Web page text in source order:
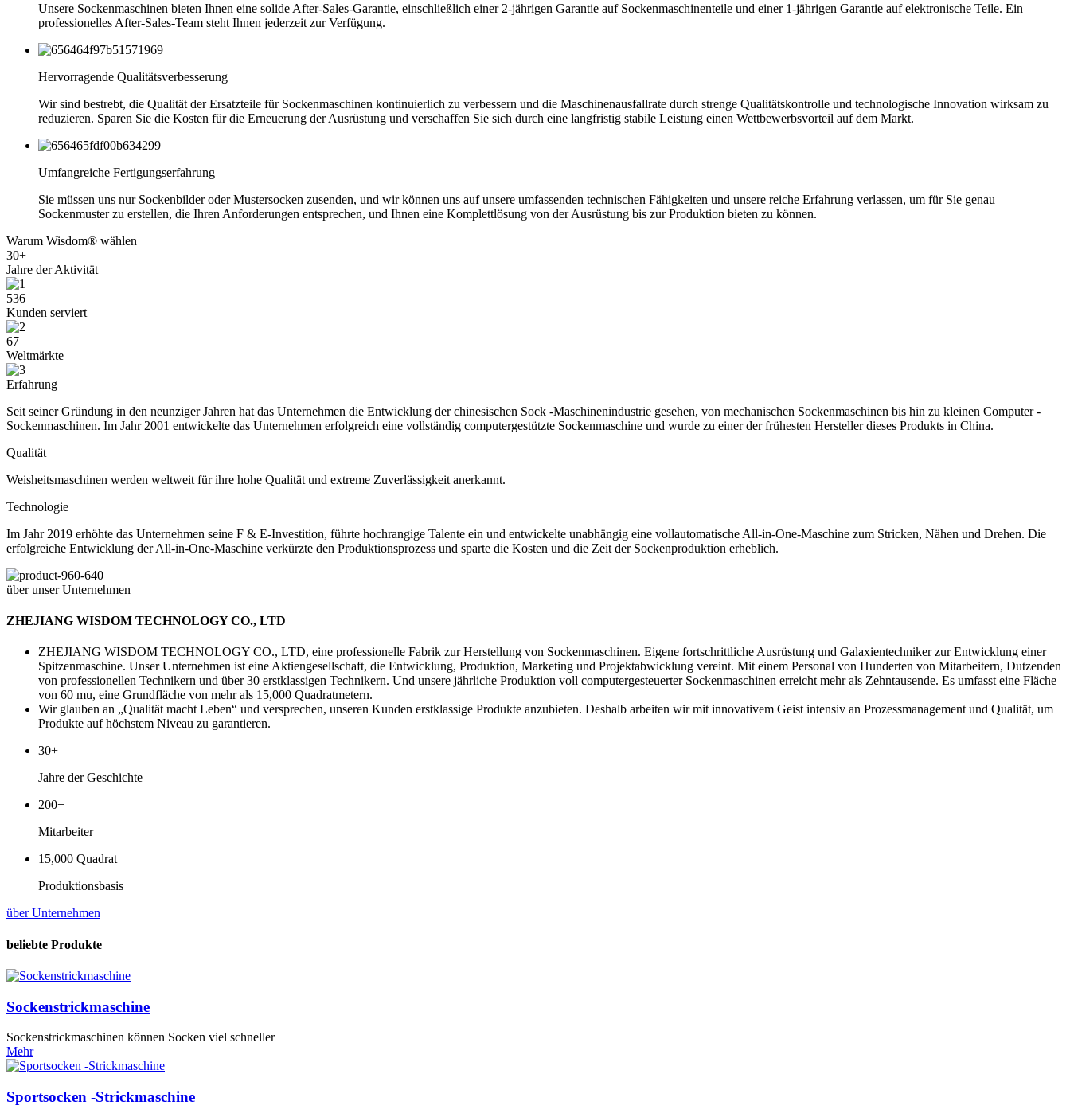
Unsere Sockenmaschinen bieten Ihnen eine solide After-Sales-Garantie, einschließlich einer 2-jährigen Garantie auf Sockenmaschinenteile und einer 1-jährigen Garantie auf elektronische Teile. Ein
professionelles After-Sales-Team steht Ihnen jederzeit zur Verfügung.
Hervorragende Qualitätsverbesserung
Wir sind bestrebt, die Qualität der Ersatzteile für Sockenmaschinen kontinuierlich zu verbessern und die Maschinenausfallrate durch strenge Qualitätskontrolle und technologische Innovation wirksam zu
reduzieren. Sparen Sie die Kosten für die Erneuerung der Ausrüstung und verschaffen Sie sich durch eine langfristig stabile Leistung einen Wettbewerbsvorteil auf dem Markt.
Umfangreiche Fertigungserfahrung
Sie müssen uns nur Sockenbilder oder Mustersocken zusenden, und wir können uns auf unsere umfassenden technischen Fähigkeiten und unsere reiche Erfahrung verlassen, um für Sie genau
Sockenmuster zu erstellen, die Ihren Anforderungen entsprechen, und Ihnen eine Komplettlösung von der Ausrüstung bis zur Produktion bieten zu können.
Warum Wisdom® wählen
30+
Jahre der Aktivität
536
Kunden serviert
67
Weltmärkte
Erfahrung
Seit seiner Gründung in den neunziger Jahren hat das Unternehmen die Entwicklung der chinesischen Sock -Maschinenindustrie gesehen, von mechanischen Sockenmaschinen bis hin zu kleinen Computer -
Sockenmaschinen. Im Jahr 2001 entwickelte das Unternehmen erfolgreich eine vollständig computergestützte Sockenmaschine und wurde zu einer der frühesten Hersteller dieses Produkts in China.
Qualität
Weisheitsmaschinen werden weltweit für ihre hohe Qualität und extreme Zuverlässigkeit anerkannt.
Technologie
Im Jahr 2019 erhöhte das Unternehmen seine F & E-Investition, führte hochrangige Talente ein und entwickelte unabhängig eine vollautomatische All-in-One-Maschine zum Stricken, Nähen und Drehen. Die
erfolgreiche Entwicklung der All-in-One-Maschine verkürzte den Produktionsprozess und sparte die Kosten und die Zeit der Sockenproduktion erheblich.
über unser Unternehmen
ZHEJIANG WISDOM TECHNOLOGY CO., LTD
ZHEJIANG WISDOM TECHNOLOGY CO., LTD, eine professionelle Fabrik zur Herstellung von Sockenmaschinen. Eigene fortschrittliche Ausrüstung und Galaxientechniker zur Entwicklung einer
Spitzenmaschine. Unser Unternehmen ist eine Aktiengesellschaft, die Entwicklung, Produktion, Marketing und Projektabwicklung vereint. Mit einem Personal von Hunderten von Mitarbeitern, Dutzenden
von professionellen Technikern und über 30 erstklassigen Technikern. Und unsere jährliche Produktion voll computergesteuerter Sockenmaschinen erreicht mehr als Zehntausende. Es umfasst eine Fläche
von 60 mu, eine Grundfläche von mehr als 15,000 Quadratmetern.
Wir glauben an „Qualität macht Leben“ und versprechen, unseren Kunden erstklassige Produkte anzubieten. Deshalb arbeiten wir mit innovativem Geist intensiv an Prozessmanagement und Qualität, um
Produkte auf höchstem Niveau zu garantieren.
30+
Jahre der Geschichte
200+
Mitarbeiter
15,000 Quadrat
Produktionsbasis
über Unternehmen
beliebte Produkte
Sockenstrickmaschine
Sockenstrickmaschinen können Socken viel schneller
Mehr
Sportsocken -Strickmaschine